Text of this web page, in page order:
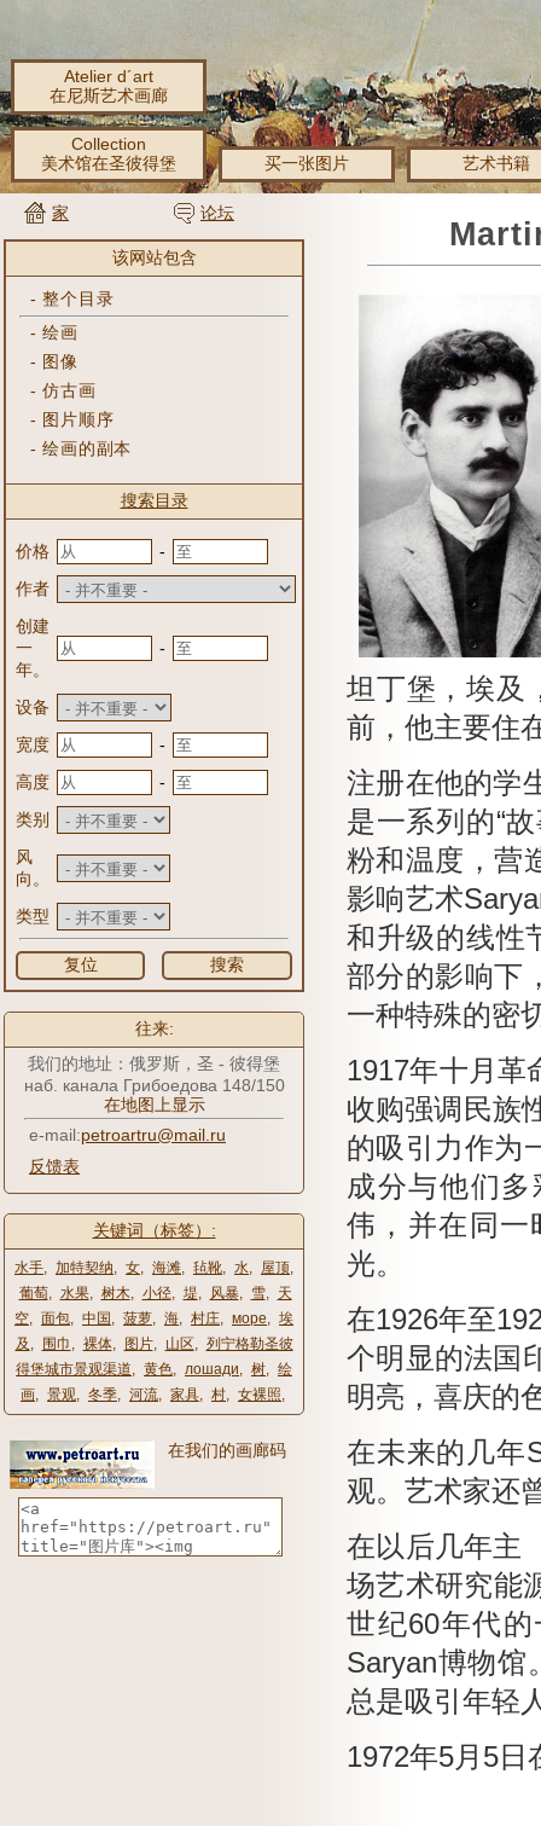
Atelier d´art
在尼斯艺术画廊
Collection
美术馆在圣彼得堡
买一张图片 艺术书籍
家 论坛
该网站包含
-整个目录
-绘画
- 图像
-仿古画
- 图片顺序
-绘画的副本
搜索目录
价格
-
作者
创建
一
年。
-
设备
宽度
-
高度
-
类别
风
向。
类型
复位 搜索
往来:
我们的地址：俄罗斯，圣 - 彼得堡
наб. канала Грибоедова 148/150
在地图上显示
e-mail:petroartru@mail.ru
反馈表
关键词（标签）:
水手, 加特契纳, 女, 海滩, 毡靴, 水, 屋顶,
葡萄, 水果, 树木, 小径, 堤, 风暴, 雪, 天
空, 面包, 中国 , 菠萝, 海, 村庄, море, 埃
及 , 围巾 , 裸体, 图片, 山区, 列宁格勒圣彼
得堡城市景观渠道, 黄色, лошади, 树, 绘
画, 景观, 冬季, 河流, 家具, 村, 女裸照,
在我们的画廊码
坦丁堡，埃及
前，他主要住
注册在他的学
是一系列的“
粉和温度，营
影响艺术
和升级的线性
部分的影响下
一种特殊的密
1917年十月革
收购强调民族
的吸引力作为
成分与他们
伟，并在同一
光。
在1926年至
个明显的法国
明亮，喜庆的
在未来的几年
观。 艺术家还
在以后几年主
场艺术研究能
世纪60年代
Saryan博物馆
总是吸引年轻
1972年5月5日